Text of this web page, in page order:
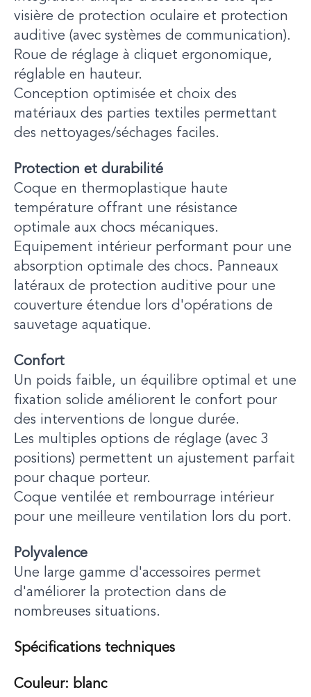
visière de protection oculaire et protection
auditive (avec systèmes de communication).
Roue de réglage à cliquet ergonomique,
réglable en hauteur.
Conception optimisée et choix des
matériaux des parties textiles permettant
des nettoyages/séchages faciles.
Protection et durabilité
Coque en thermoplastique haute
température offrant une résistance
optimale aux chocs mécaniques.
Equipement intérieur performant pour une
absorption optimale des chocs. Panneaux
latéraux de protection auditive pour une
couverture étendue lors d'opérations de
sauvetage aquatique.
Confort
Un poids faible, un équilibre optimal et une
fixation solide améliorent le confort pour
des interventions de longue durée.
Les multiples options de réglage (avec 3
positions) permettent un ajustement parfait
pour chaque porteur.
Coque ventilée et rembourrage intérieur
pour une meilleure ventilation lors du port.
Polyvalence
Une large gamme d'accessoires permet
d'améliorer la protection dans de
nombreuses situations.
Spécifications techniques
Couleur: blanc